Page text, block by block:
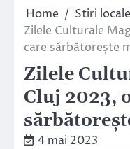
Home
Stiri locale
Zilele Culturale
care sărbătorește
Zilele
Cluj 2023,
4 mai 2023